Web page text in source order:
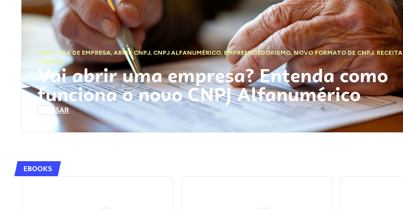
ABERTURA DE EMPRESA,ABRIR CNPJ, CNPJ ALFANUMÉRICO, EMPREENDEDORISMO,NOVO FORMATO DE CNPJ,RECEITA
FEDERAL
Vai abrir uma empresa? Entenda como
funciona o novo CNPJ Alfanumérico
ACESSAR
EBOOKS